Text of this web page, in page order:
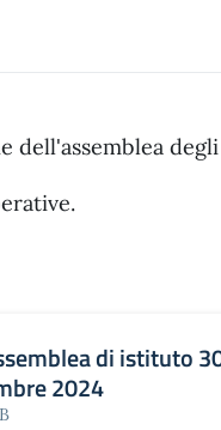
dell'assemblea
di istituto 30
di istituto
2024